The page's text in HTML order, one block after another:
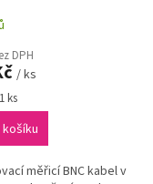
DPH
/ ks
ks
košíku
měřicí BNC kabel v